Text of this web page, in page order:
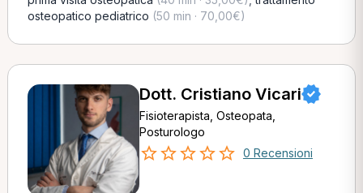
osteopatico pediatrico (50 min · 70,00€)
Dott. Cristiano Vicari
Fisioterapista, Osteopata,
Posturologo
0 Recensioni